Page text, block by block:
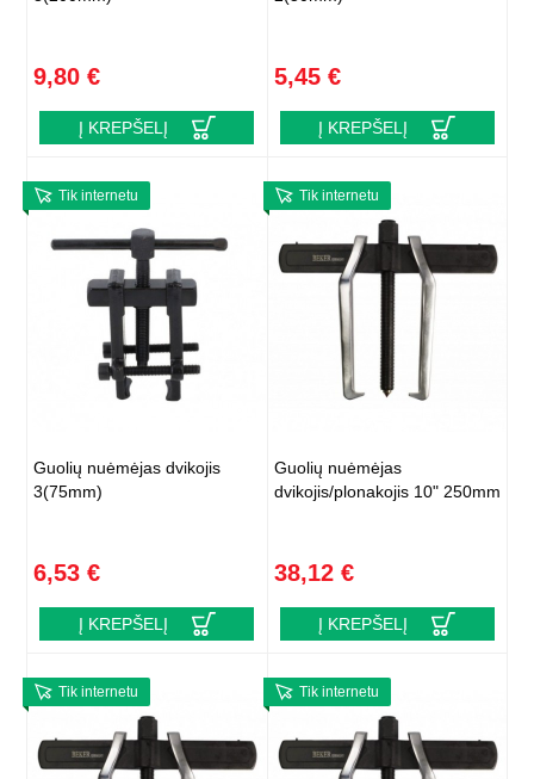
9,80 €
Į KREPŠELĮ
5,45 €
Į KREPŠELĮ
Tik internetu
Guolių nuėmėjas dvikojis
3(75mm)
6,53 €
Į KREPŠELĮ
Tik internetu
Guolių nuėmėjas
dvikojis/plonakojis 10" 250mm
38,12 €
Į KREPŠELĮ
Tik internetu Tik internetu